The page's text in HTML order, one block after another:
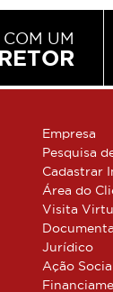
UM
Empresa
Pesquisa
Cadastrar
Área do
Visita
Jurídico
Ação Social